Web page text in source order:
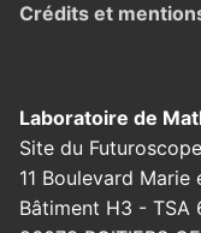
Crédits et
Laboratoire de
Site du
11 Boulevard Marie
Bâtiment H3 - TSA